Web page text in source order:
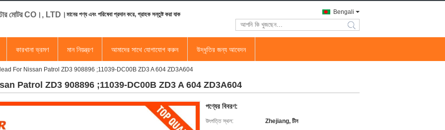
মোটর CO।, LTD। মানের পণ্য এবং পরিষেবা প্রদান করে, গ্রাহক সন্তুষ্ট করা যাক Bengali
search
কারখানা ভ্রমণ মান নিয়ন্ত্রণ আমাদের সাথে যোগাযোগ করুন উদ্ধৃতির জন্য আবেদন
For Nissan Patrol ZD3 908896 ;11039-DC00B ZD3 A 604 ZD3A604
Patrol ZD3 908896 ;11039-DC00B ZD3 A 604 ZD3A604
পণ্যের বিবরণ:
উৎপত্তি স্থল:
Zhejiang, চীন